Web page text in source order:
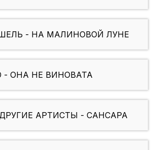
- НА МАЛИНОВОЙ ЛУНЕ
- ОНА НЕ ВИНОВАТА
АРТИСТЫ - САНСАРА